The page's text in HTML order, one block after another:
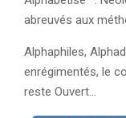
abreuvés aux
Alphaphiles,
enrégimentés, le
reste Ouvert…